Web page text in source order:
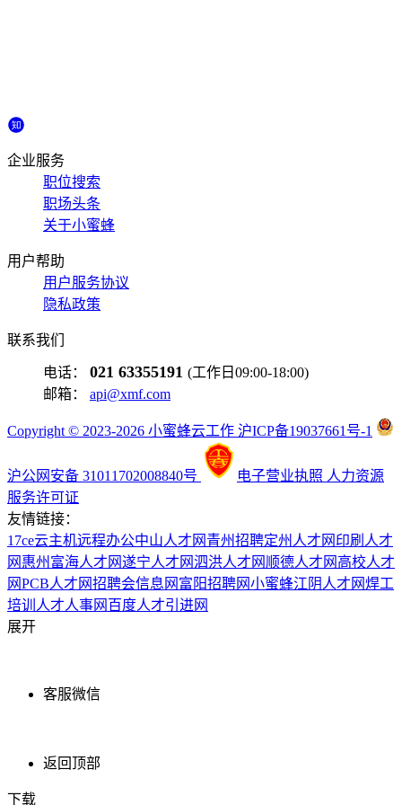
企业服务
职位搜索
职场头条
关于小蜜蜂
用户帮助
用户服务协议
隐私政策
联系我们
电话： 021 63355191 (工作日09:00-18:00)
邮箱： api@xmf.com
Copyright © 2023-2026 小蜜蜂云工作 沪ICP备19037661号-1
沪公网安备 31011702008840号 电子营业执照 人力资源
服务许可证
友情链接：
17ce云主机远程办公中山人才网 青州招聘定州人才网 印刷人才
网 惠州富海人才网遂宁人才网泗洪人才网 顺德人才网 高校人才
网PCB人才网招聘会信息网 富阳招聘网小蜜蜂江阴人才网焊工
培训 人才人事网 百度人才引进网
展开
客服微信
返回顶部
下载